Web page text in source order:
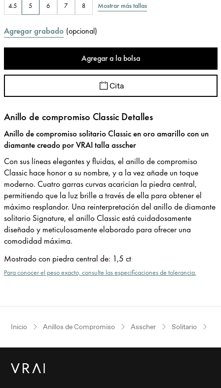
4.5 5 6 7 8 Mostrar más tallas
Agregar grabado (opcional)
Agregar a la bolsa
Cita
Anillo de compromiso Classic Detalles
Anillo de compromiso solitario Classic en oro amarillo con un
diamante creado por VRAI talla asscher
Con sus lí­neas elegantes y fluidas, el anillo de compromiso
Classic hace honor a su nombre, y a la vez añade un toque
moderno. Cuatro garras curvas acarician la piedra central,
permitiendo que la luz brille a través de ella para obtener el
máximo resplandor. Una reinterpretación del anillo de diamante
solitario Signature, el anillo Classic está cuidadosamente
diseñado y meticulosamente elaborado para ofrecer una
comodidad máxima.
Mostrado con piedra central de: 1,5 ct
Para conocer el peso exacto, consulte las especificaciones de tolerancia.
Inicio Anillos de Compromiso Asscher Solitario